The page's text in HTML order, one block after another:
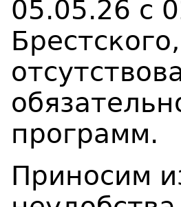
05.05.26 с
программ.
Приносим